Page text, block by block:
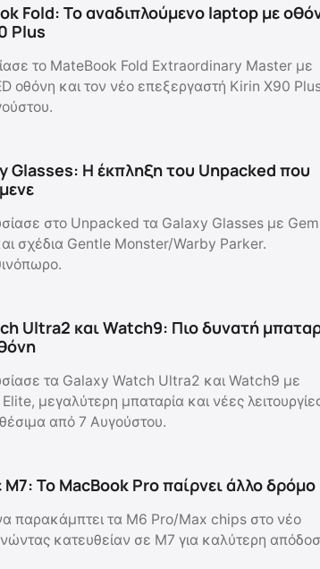
Fold: Το αναδιπλούμενο laptop με
Plus
το MateBook Fold Extraordinary Master με
οθόνη και τον νέο επεξεργαστή Kirin X90
Glasses: Η έκπληξη του Unpacked που
στο Unpacked τα Galaxy Glasses με
σχέδια Gentle Monster/Warby Parker.
Ultra2 και Watch9: Πιο δυνατή
τα Galaxy Watch Ultra2 και Watch9 με
μεγαλύτερη μπαταρία και νέες
από 7 Αυγούστου.
Το MacBook Pro παίρνει άλλο δρόμο
παρακάμπτει τα M6 Pro/Max chips στο νέο
κατευθείαν σε M7 για καλύτερη